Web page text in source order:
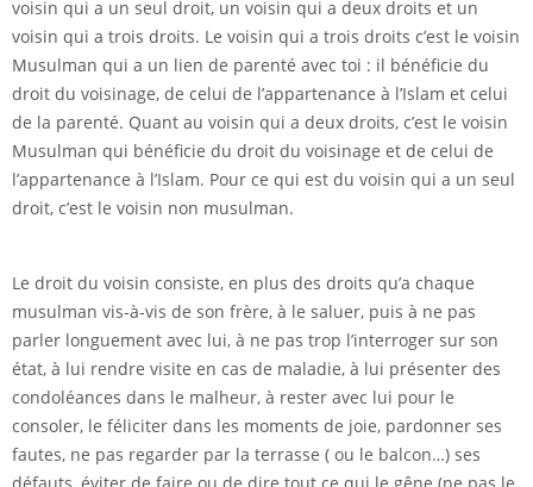
voisin qui a un seul droit, un voisin qui a deux droits et un
voisin qui a trois droits. Le voisin qui a trois droits c’est le voisin
Musulman qui a un lien de parenté avec toi : il bénéficie du
droit du voisinage, de celui de l’appartenance à l’Islam et celui
de la parenté. Quant au voisin qui a deux droits, c’est le voisin
Musulman qui bénéficie du droit du voisinage et de celui de
l’appartenance à l’Islam. Pour ce qui est du voisin qui a un seul
droit, c’est le voisin non musulman.
Le droit du voisin consiste, en plus des droits qu’a chaque
musulman vis-à-vis de son frère, à le saluer, puis à ne pas
parler longuement avec lui, à ne pas trop l’interroger sur son
état, à lui rendre visite en cas de maladie, à lui présenter des
condoléances dans le malheur, à rester avec lui pour le
consoler, le féliciter dans les moments de joie, pardonner ses
fautes, ne pas regarder par la terrasse ( ou le balcon…) ses